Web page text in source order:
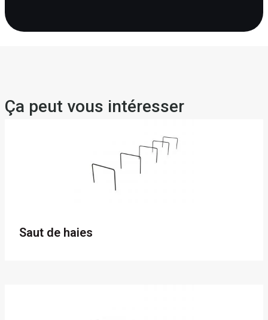
Ça peut vous intéresser
Saut de haies